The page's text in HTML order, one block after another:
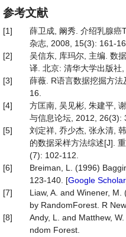
参考文献
[1]
薛卫成, 阚秀. 介绍乳腺癌
杂志, 2008, 15(3): 161-
[2]
吴信东, 库玛尔, 主编. 数
译. 北京: 清华大学出版社,
[3]
薛薇. R语言数据挖掘方
16.
[4]
方匡南, 吴见彬, 朱建平,
与信息论坛, 2012, 26(3):
[5]
刘定祥, 乔少杰, 张永清,
的数据采样方法综述[J].
(7): 102-112.
[6]
Breiman, L. (1996)
123-140. [Google Scholar
[7]
Liaw, A. and Winener,
by RandomForest. R
[8]
Andy, L. and Matthew,
ndom Forest.